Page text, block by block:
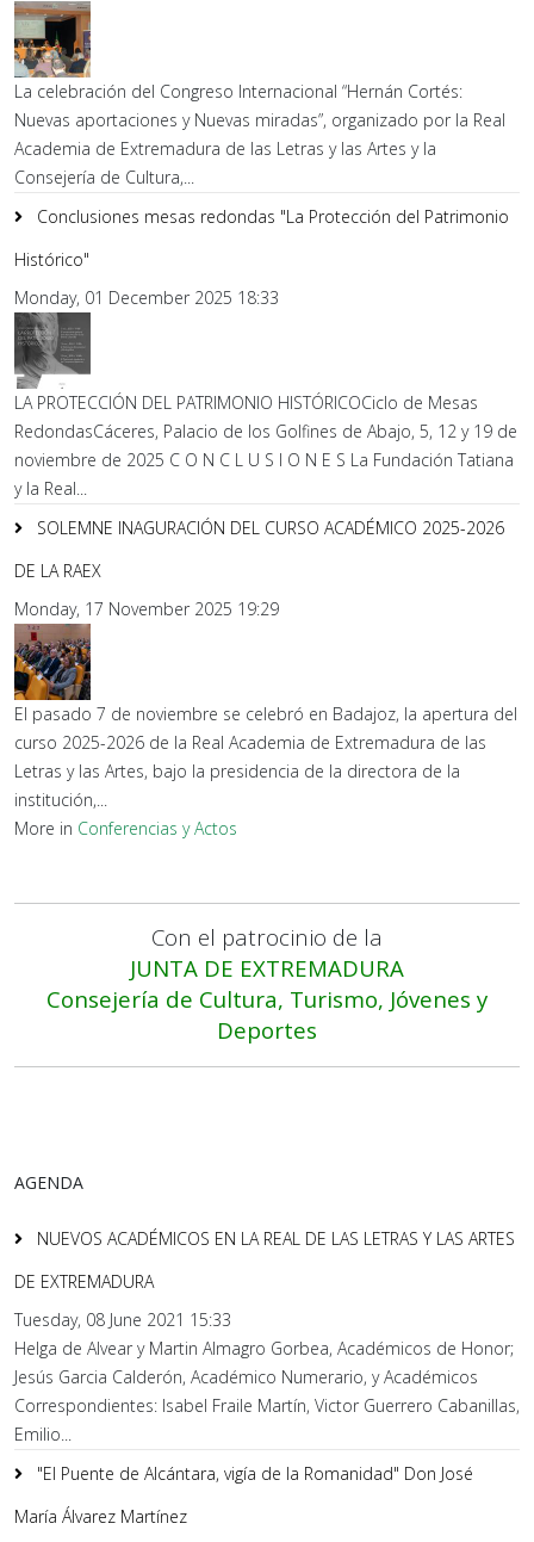
La celebración del Congreso Internacional “Hernán Cortés:
Nuevas aportaciones y Nuevas miradas”, organizado por la Real
Academia de Extremadura de las Letras y las Artes y la
Consejería de Cultura,...
Conclusiones mesas redondas "La Protección del Patrimonio
Histórico"
Monday, 01 December 2025 18:33
LA PROTECCIÓN DEL PATRIMONIO HISTÓRICOCiclo de Mesas
RedondasCáceres, Palacio de los Golfines de Abajo, 5, 12 y 19 de
noviembre de 2025 C O N C L U S I O N E S La Fundación Tatiana
y la Real...
SOLEMNE INAGURACIÓN DEL CURSO ACADÉMICO 2025-2026
DE LA RAEX
Monday, 17 November 2025 19:29
El pasado 7 de noviembre se celebró en Badajoz, la apertura del
curso 2025-2026 de la Real Academia de Extremadura de las
Letras y las Artes, bajo la presidencia de la directora de la
institución,...
More in Conferencias y Actos
Con el patrocinio de la
JUNTA DE EXTREMADURA
Consejería de Cultura, Turismo, Jóvenes y
Deportes
AGENDA
NUEVOS ACADÉMICOS EN LA REAL DE LAS LETRAS Y LAS ARTES
DE EXTREMADURA
Tuesday, 08 June 2021 15:33
Helga de Alvear y Martin Almagro Gorbea, Académicos de Honor;
Jesús Garcia Calderón, Académico Numerario, y Académicos
Correspondientes: Isabel Fraile Martín, Victor Guerrero Cabanillas,
Emilio...
"El Puente de Alcántara, vigía de la Romanidad" Don José
María Álvarez Martínez